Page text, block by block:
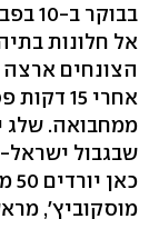
אל חלונות
הצונחים ארצה
אחרי
ממחבואה. שלג
שבגבול
מוסקוביץ',